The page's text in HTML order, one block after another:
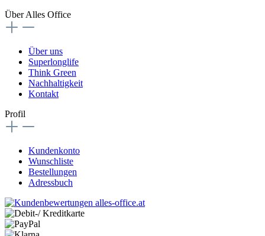
Über Alles Office
Über uns
Superlonglife
Think Green
Nachhaltigkeit
Kontakt
Profil
Kundenkonto
Wunschliste
Bestellungen
Adressbuch